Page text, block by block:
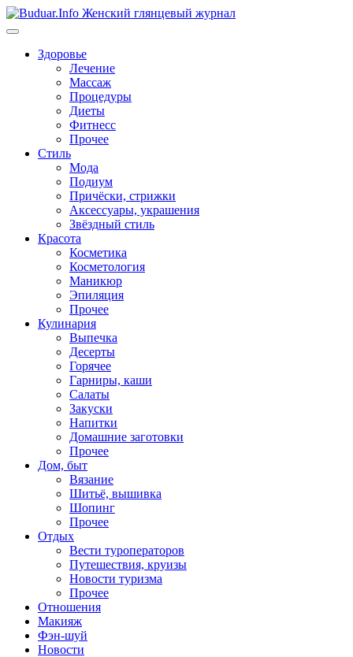
Перейти
к
Здоровье
Лечение
Массаж
Процедуры
Диеты
Фитнесс
Прочее
Стиль
Мода
Подиум
Причёски, стрижки
Аксессуары, украшения
Звёздный стиль
Красота
Косметика
Косметология
Маникюр
Эпиляция
Прочее
Кулинария
Выпечка
Десерты
Горячее
Гарниры, каши
Салаты
Закуски
Напитки
Домашние заготовки
Прочее
Дом, быт
Вязание
Шитьё, вышивка
Шопинг
Прочее
Отдых
Вести туроператоров
Путешествия, круизы
Новости туризма
Прочее
Отношения
Макияж
Фэн-шуй
Новости